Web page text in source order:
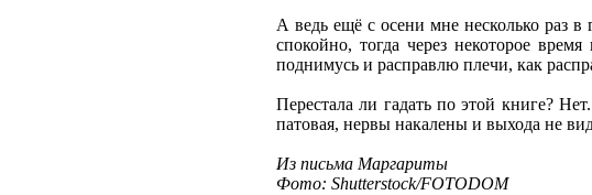
А ведь ещё с осени мне несколько раз в
спокойно, тогда через некоторое
поднимусь и расправлю плечи, как
Перестала ли гадать по этой книге?
патовая, нервы накалены и выхода не
Из письма Маргариты
Фото: Shutterstock/FOTODOM